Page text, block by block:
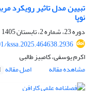
تبیین مدل تاثیر رویکرد
نوپا
دوره 23، شماره 2، تابستان 1405
kssa.2025.464638.2936
اکرم یوسفی، کامبیز طالبی
مشاهده مقاله
اصل مقاله